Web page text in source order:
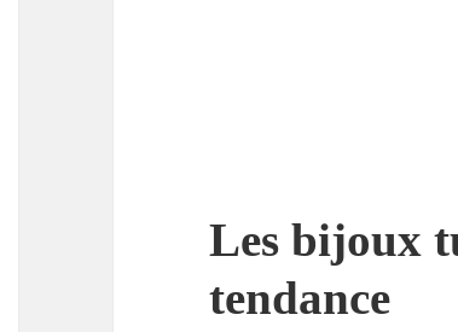
Les bijoux
tendance